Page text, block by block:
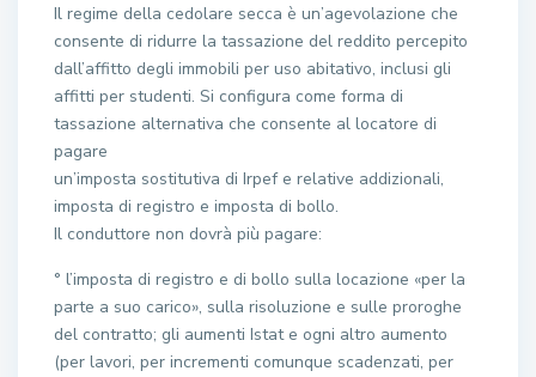
Il regime della cedolare secca è un’agevolazione che
consente di ridurre la tassazione del reddito percepito
dall’affitto degli immobili per uso abitativo, inclusi gli
affitti per studenti. Si configura come forma di
tassazione alternativa che consente al locatore di
pagare
un’imposta sostitutiva di Irpef e relative addizionali,
imposta di registro e imposta di bollo.
Il conduttore non dovrà più pagare:
° l’imposta di registro e di bollo sulla locazione «per la
parte a suo carico», sulla risoluzione e sulle proroghe
del contratto; gli aumenti Istat e ogni altro aumento
(per lavori, per incrementi comunque scadenzati, per